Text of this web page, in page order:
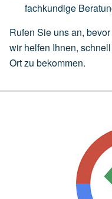
fachkundige
Rufen Sie uns an,
wir helfen Ihnen,
Ort zu bekommen.